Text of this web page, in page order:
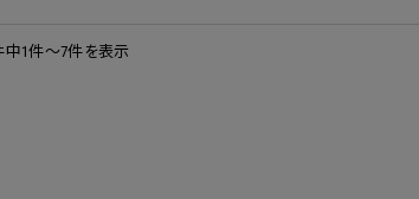
中1件～7件を表示